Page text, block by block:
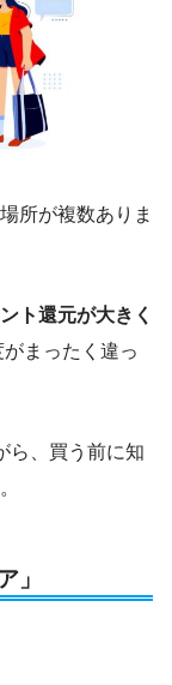
所が複数ありま
ト還元が大きく
まったく違っ
ら、買う前に知
」